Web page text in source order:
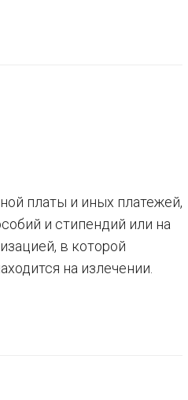
платы и иных платежей,
и стипендий или на
в которой
на излечении.